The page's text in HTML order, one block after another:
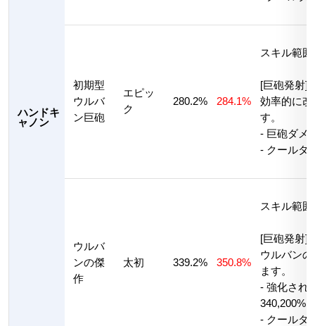
ハンドキ
ャノン
初期型
ウルバ
ン巨砲
エピッ
ク
280.2% 284.1%
スキル範
[巨砲発射]
効率的に
す。
- 巨砲ダメ
- クールタ
ウルバ
ンの傑
作
太初 339.2% 350.8%
スキル範
[巨砲発射]
ウルバン
ます。
- 強化され
340,200%
- クールタ